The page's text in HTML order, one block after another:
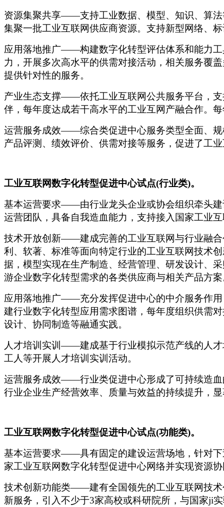
资源集聚共享——支持工业数据、模型、知识、算法
集聚一批工业互联网供应商资源。支持新型网络、
应用落地推广——构建数字化转型评估体系和能力工
力，开展多次高水平的供需对接活动，相关服务覆
提供针对性的服务。
产业生态支撑——依托工业互联网公共服务平台，支
伴，每年度达成若干高水平的工业互网产融合作。
运营服务成效——综合类促进中心服务类型全面、规
产品评测、绩效评价、供需对接等服务，促进了工
工业互联网数字化转型促进中心试点(行业类)。
基本运营要求——由行业龙头企业或协会组织牵头建
运营团队，具备自我造血能力，支持接入国家工业
技术开放创新——建成完善的工业互联网与行业融合
利、软著、标准等面向特定行业的工业互联网技术
据，模型实现在生产制造、经营管理、研发设计、
游企业数字化转型需求的各类供应商与相关产品方
应用落地推广——充分发挥促进中心的中介服务作用
建行业数字化转型应用需求图谱，每年度组织供需
设计、协同制造等融通实践。
人才培训实训——建成基于行业模拟示范产线的人才
工人等开展人才培训实训活动。
运营服务成效——行业类促进中心形成了可持续造血
行业企业生产经营效率、质量与效益的持续提升，
工业互联网数字化转型促进中心试点(功能类)。
基本运营要求——具有固定的建设运营场地，针对下
家工业互联网数字化转型促进中心网络并实现资源
技术创新功能类——建有全国领先的工业互联网技术
新服务，引入不少于3家高校或科研院所，与国家ji